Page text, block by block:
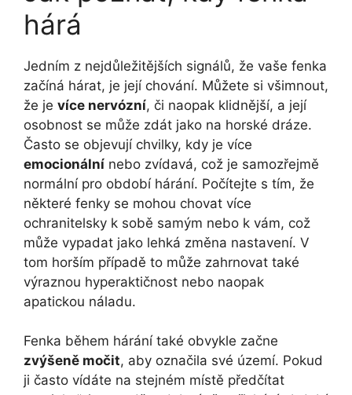
hárá
Jedním z nejdůležitějších signálů, že vaše fenka
začíná hárat, je její chování. Můžete si všimnout,
že je více nervózní, či naopak klidnější, a její
osobnost se může zdát jako na horské dráze.
Často se objevují chvilky, kdy je více
emocionální nebo zvídavá, což je samozřejmě
normální pro období hárání. Počítejte s tím, že
některé fenky se mohou chovat více
ochranitelsky k sobě samým nebo k vám, což
může vypadat jako lehká změna nastavení. V
tom horším případě to může zahrnovat také
výraznou hyperaktičnost nebo naopak
apatickou náladu.
Fenka během hárání také obvykle začne
zvýšeně močit, aby označila své území. Pokud
ji často vídáte na stejném místě předčítat